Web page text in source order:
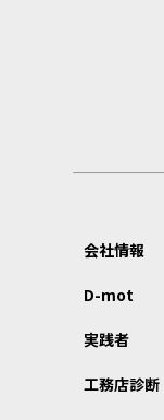
会社情報
D-mot
実践者
工務店診断